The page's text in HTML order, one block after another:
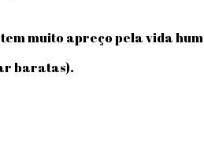
muito apreço pela vida
baratas).